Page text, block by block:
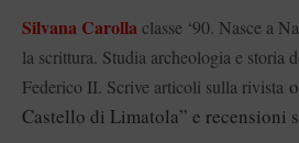
Silvana Carollaclasse ‘90. Nasce a
la scrittura. Studia archeologia e storia
Federico II. Scrive articoli sulla rivista
Castello di Limatola” e recensioni